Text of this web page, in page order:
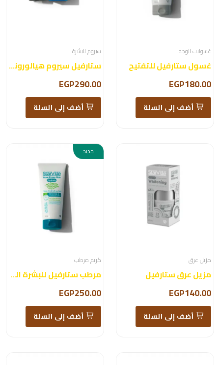
غسولات الوجه
غسول ستارفيل للتفتيح
EGP180.00
أضف إلى السلة
سيروم للبشرة
ستارفيل سيروم هيالورونيك
EGP290.00
أضف إلى السلة
مزيل عرق
مزيل عرق ستارفيل
EGP140.00
أضف إلى السلة
جديد
كريم مرطب
مرطب ستارفيل للبشرة الدهنية
EGP250.00
أضف إلى السلة